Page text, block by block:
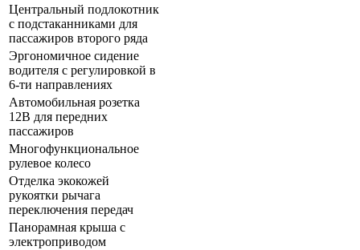
Центральный подлокотник
с подстаканниками для
пассажиров второго ряда
Эргономичное сидение
водителя с регулировкой в
6-ти направлениях
Автомобильная розетка
12В для передних
пассажиров
Многофункциональное
рулевое колесо
Отделка экокожей
рукоятки рычага
переключения передач
Панорамная крыша с
электроприводом